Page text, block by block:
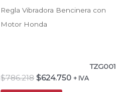
Regla Vibradora Bencinera con
Motor Honda
TZG001
$786.218 $624.750 + IVA